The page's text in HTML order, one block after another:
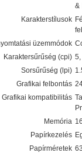
&
Karakterstílusok
üzemmódok
Karaktersűrűség (cpi)
Sorsűrűség (lpi)
Grafikai felbontás
Grafikai kompatibilitás
Memória
Papírkezelés
Papírméretek